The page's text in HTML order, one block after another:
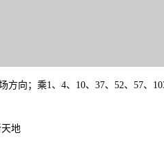
方向；乘1、4、10、37、52、57、
地